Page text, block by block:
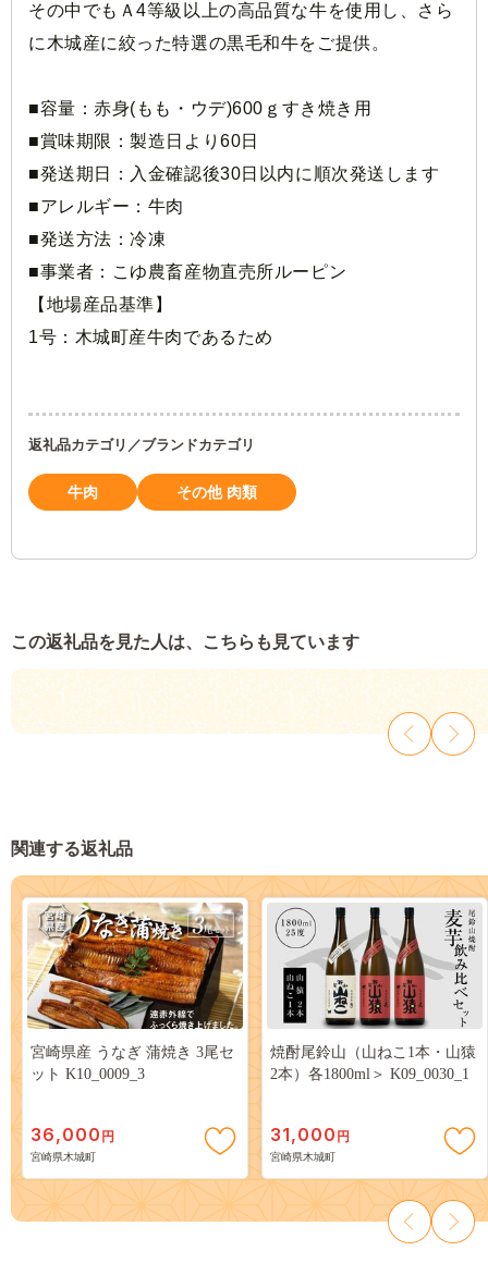
その中でもＡ4等級以上の高品質な牛を使用し、さら
に木城産に絞った特選の黒毛和牛をご提供。
■容量：赤身(もも・ウデ)600ｇすき焼き用
■賞味期限：製造日より60日
■発送期日：入金確認後30日以内に順次発送します
■アレルギー：牛肉
■発送方法：冷凍
■事業者：こゆ農畜産物直売所ルーピン
【地場産品基準】
1号：木城町産牛肉であるため
返礼品カテゴリ／ブランドカテゴリ
牛肉 その他 肉類
この返礼品を見た人は、こちらも見ています
関連する返礼品
宮崎県産 うなぎ 蒲焼き 3尾セ
ット K10_0009_3
36,000 円
宮崎県木城町
焼酎尾鈴山（山ねこ1本・山猿
2本）各1800ml＞ K09_0030_1
31,000 円
宮崎県木城町